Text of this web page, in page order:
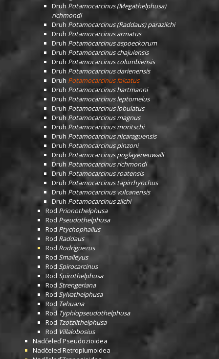
Druh Potamocarcinus (Megathelphusa)
richmondi
Druh Potamocarcinus (Raddaus) parazilchi
Druh Potamocarcinus armatus
Druh Potamocarcinus aspoeckorum
Druh Potamocarcinus chajulensis
Druh Potamocarcinus colombiensis
Druh Potamocarcinus darienensis
Druh Potamocarcinus falcatus
Druh Potamocarcinus hartmanni
Druh Potamocarcinus leptomelus
Druh Potamocarcinus lobulatus
Druh Potamocarcinus magnus
Druh Potamocarcinus moritschi
Druh Potamocarcinus nicaraguensis
Druh Potamocarcinus pinzoni
Druh Potamocarcinus poglayeneuwalli
Druh Potamocarcinus richmondi
Druh Potamocarcinus roatensis
Druh Potamocarcinus tapirrhynchus
Druh Potamocarcinus vulcanensis
Druh Potamocarcinus zilchi
Rod Prionothelphusa
Rod Pseudothelphusa
Rod Ptychophallus
Rod Raddaus
Rod Rodriguezus
Rod Smalleyus
Rod Spirocarcinus
Rod Spirothelphusa
Rod Strengeriana
Rod Sylvathelphusa
Rod Tehuana
Rod Typhlopseudothelphusa
Rod Tzotzilthelphusa
Rod Villalobosius
NadčeleďPseudozioidea
NadčeleďRetroplumoidea